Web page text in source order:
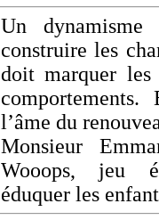
Un dynamisme
construire les
doit marquer les
l’âme du
Monsieur
Wooops, jeu
éduquer les